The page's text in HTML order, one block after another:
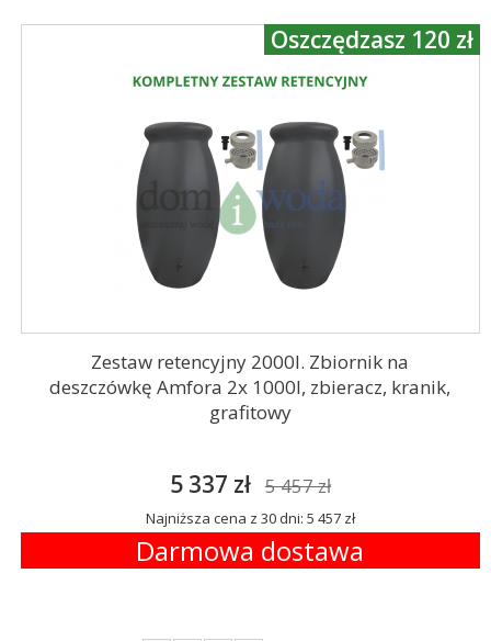
Zestaw retencyjny 2000l. Zbiornik na
deszczówkę Amfora 2x 1000l, zbieracz, kranik,
grafitowy
5 337 zł 5 457 zł
Najniższa cena z 30 dni: 5 457 zł
Darmowa dostawa
Oszczędzasz 120 zł